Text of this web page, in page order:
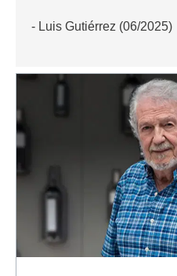
- Luis Gutiérrez (06/2025)